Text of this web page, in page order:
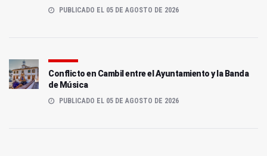
PUBLICADO EL 05 DE AGOSTO DE 2026
Conflicto en Cambil entre el Ayuntamiento y la Banda
de Música
PUBLICADO EL 05 DE AGOSTO DE 2026